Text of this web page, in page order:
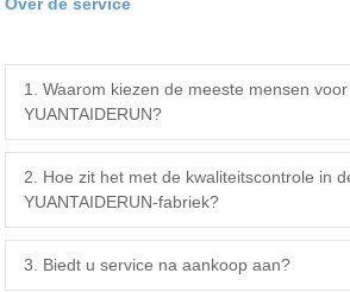
1. Waarom kiezen de meeste mensen voor
YUANTAIDERUN?
2. Hoe zit het met de kwaliteitscontrole in
YUANTAIDERUN-fabriek?
3. Biedt u service na aankoop aan?